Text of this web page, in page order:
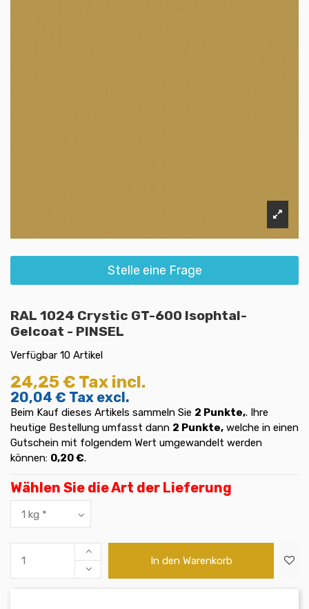
Stelle eine Frage
RAL 1024 Crystic GT-600 Isophtal-
Gelcoat - PINSEL
Verfügbar 10 Artikel
24,25 € Tax incl.
20,04 € Tax excl.
Beim Kauf dieses Artikels sammeln Sie 2 Punkte,. Ihre
heutige Bestellung umfasst dann 2 Punkte, welche in einen
Gutschein mit folgendem Wert umgewandelt werden
können: 0,20 €.
Wählen Sie die Art der Lieferung
In den Warenkorb